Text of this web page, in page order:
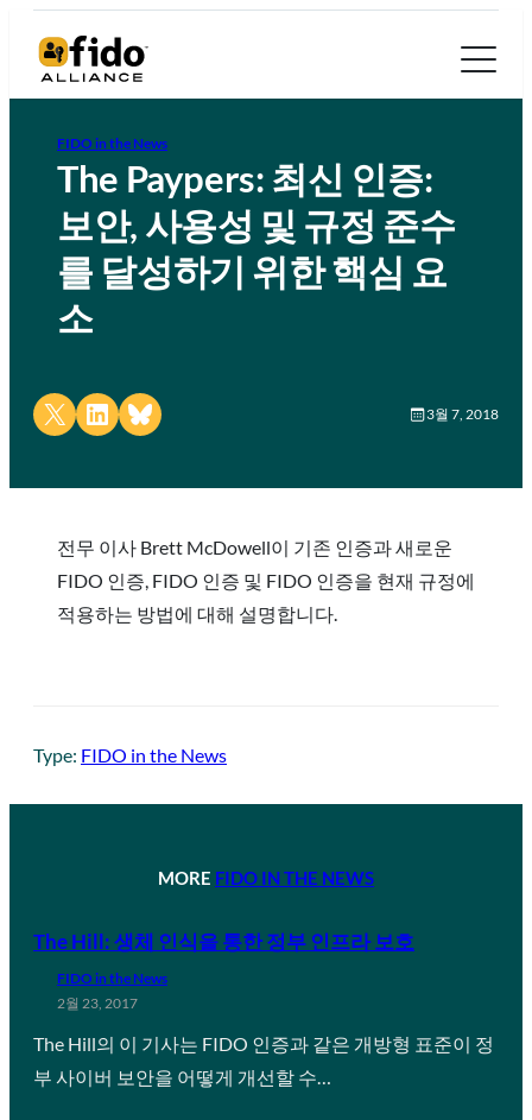
FIDO in the News
The Paypers: 최신 인증:
보안, 사용성 및 규정 준수
를 달성하기 위한 핵심 요
소
Share on X Share on LinkedIn
Share on Bluesky 3월 7, 2018
전무 이사 Brett McDowell이 기존 인증과 새로운
FIDO 인증, FIDO 인증 및 FIDO 인증을 현재 규정에
적용하는 방법에 대해 설명합니다.
Type: FIDO in the News
MORE FIDO IN THE NEWS
The Hill: 생체 인식을 통한 정부 인프라 보호
FIDO in the News
2월 23, 2017
The Hill의 이 기사는 FIDO 인증과 같은 개방형 표준이 정
부 사이버 보안을 어떻게 개선할 수…